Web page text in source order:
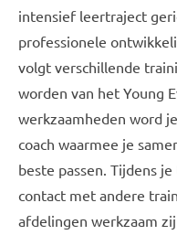
intensief leertraject
professionele
volgt verschillende
worden van het Young
werkzaamheden word
coach waarmee je
beste passen. Tijdens
contact met andere
afdelingen werkzaam